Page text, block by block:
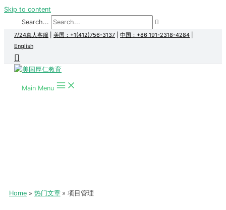
Skip to content
Search...
7/24真人客服 美国：+1(412)756-3137 中国：+86 191-2318-4284
English
Main Menu
Home 热门文章 项目管理